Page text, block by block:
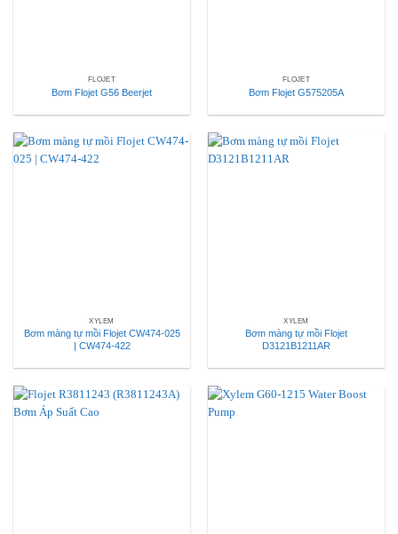
FLOJET
Bơm Flojet G56 Beerjet
FLOJET
Bơm Flojet G575205A
XYLEM
Bơm màng tự mồi Flojet CW474-025
| CW474-422
XYLEM
Bơm màng tự mồi Flojet
D3121B1211AR